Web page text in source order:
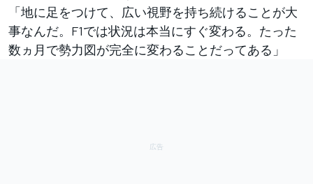
「地に足をつけて、広い視野を持ち続けることが大
事なんだ。F1では状況は本当にすぐ変わる。たった
数ヵ月で勢力図が完全に変わることだってある」